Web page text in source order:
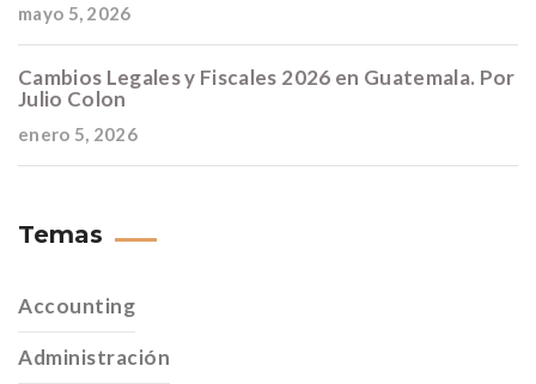
mayo 5, 2026
Cambios Legales y Fiscales 2026 en Guatemala. Por
Julio Colon
enero 5, 2026
Temas
Accounting
Administración